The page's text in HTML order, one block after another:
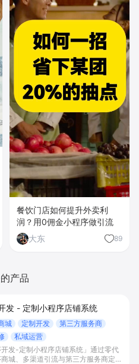
餐饮门店如何提升外卖利
润？用0佣金小程序做引流
大东
89
产品
发 - 定制小程序店铺系统
城 定制开发
第三方服务商
私域运营
开发-定制小程序店铺系统」通过零代
城、多渠道引流与第三方服务商定制